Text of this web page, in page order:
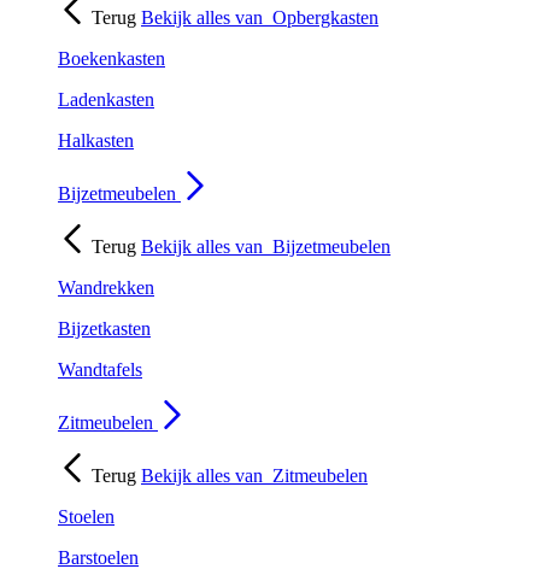
Terug Bekijk alles van Opbergkasten
Boekenkasten
Ladenkasten
Halkasten
Bijzetmeubelen
Terug Bekijk alles van Bijzetmeubelen
Wandrekken
Bijzetkasten
Wandtafels
Zitmeubelen
Terug Bekijk alles van Zitmeubelen
Stoelen
Barstoelen